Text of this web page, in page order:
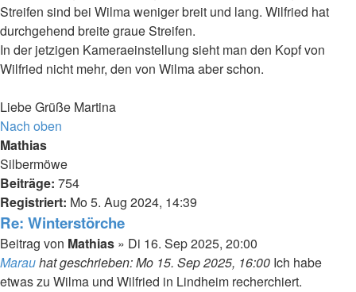
Streifen sind bei Wilma weniger breit und lang. Wilfried hat
durchgehend breite graue Streifen.
In der jetzigen Kameraeinstellung sieht man den Kopf von
Wilfried nicht mehr, den von Wilma aber schon.
Liebe Grüße Martina
Nach oben
Mathias
Silbermöwe
Beiträge: 754
Registriert: Mo 5. Aug 2024, 14:39
Re: Winterstörche
Beitrag von Mathias » Di 16. Sep 2025, 20:00
Marauhat geschrieben:Mo 15. Sep 2025, 16:00 Ich habe
etwas zu Wilma und Wilfried in Lindheim recherchiert.